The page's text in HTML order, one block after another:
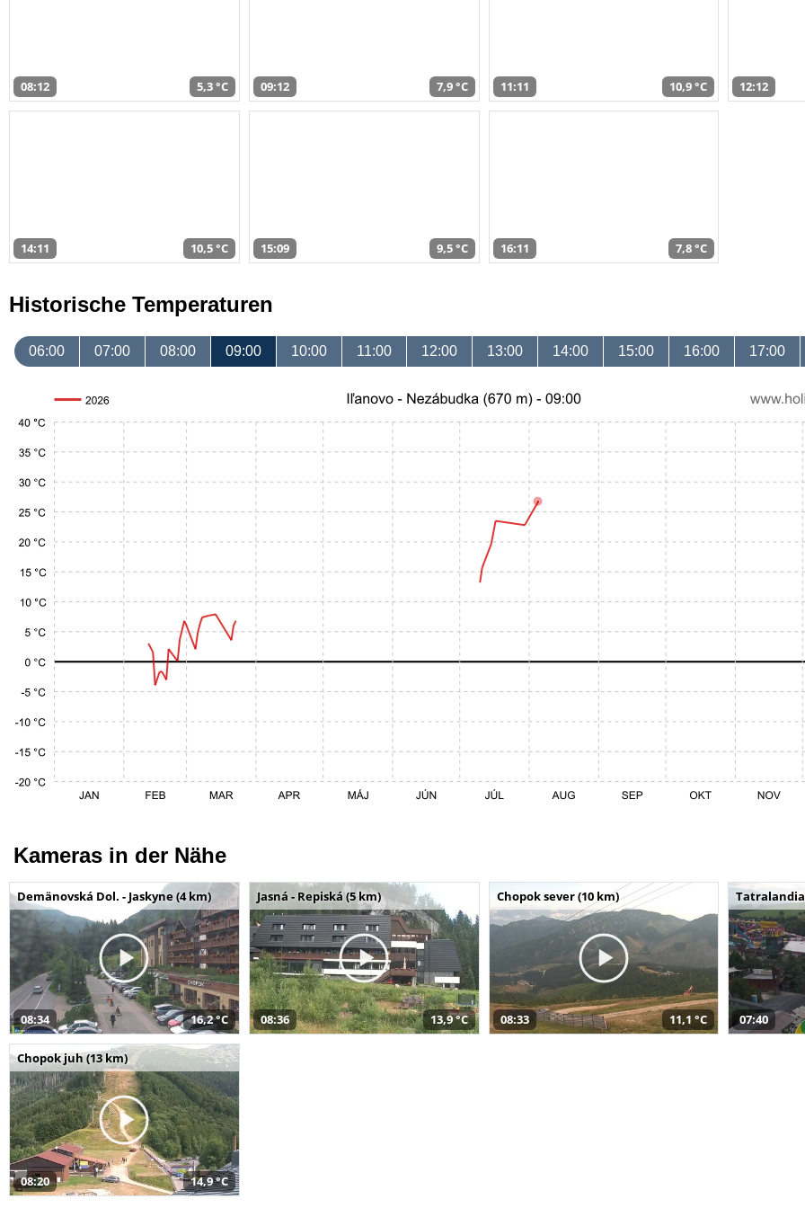
08:12 5,3 °C 09:12 7,9 °C 11:11 10,9 °C 12:12
14:11 10,5 °C 15:09 9,5 °C 16:11 7,8 °C
Historische Temperaturen
06:00 07:00 08:00 09:00 10:00 11:00 12:00 13:00 14:00 15:00 16:00 17:00
Kameras in der Nähe
Demänovská Dol. - Jaskyne (4 km)
08:34 16,2 °C
Jasná - Repiská (5 km)
08:36 13,9 °C
Chopok sever (10 km)
08:33 11,1 °C 07:40
Chopok juh (13 km)
08:20 14,9 °C